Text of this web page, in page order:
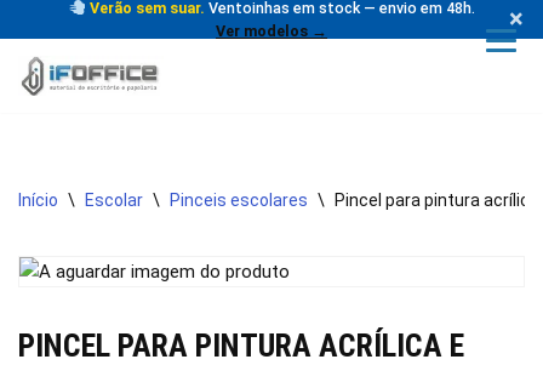
Verão sem suar. Ventoinhas em stock — envio em 48h.
Ver modelos →
×
conteúdo
Início \ Escolar \ Pinceis escolares \ Pincel para pintura
PINCEL PARA PINTURA ACRÍLICA E